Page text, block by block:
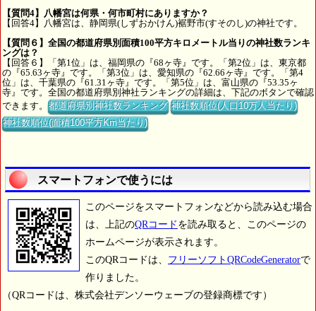
【質問4】八幡宮は何県・何市町村にありますか？
【回答4】八幡宮は、静岡県(しずおかけん)裾野市(すそのし)の神社です。
【質問６】全国の都道府県別面積100平方キロメートル当りの神社数ランキ
ングは？
【回答６】「第1位」は、福岡県の『68ヶ寺』です。「第2位」は、東京都
の『65.63ヶ寺』です。「第3位」は、愛知県の『62.66ヶ寺』です。「第4
位」は、千葉県の『61.31ヶ寺』です。「第5位」は、富山県の『53.35ヶ
寺』です。全国の都道府県別神社ランキングの詳細は、下記のボタンで確認
できます。都道府県別神社数ランキング 神社数順位(人口10万人当たり)
神社数順位(面積100平方Km当たり)
スマートフォンで使うには
このページをスマートフォンなどから読み込む場合
は、上記のQRコード を読み取ると、このページの
ホームページが表示されます。
このQRコードは、 フリーソフトQRCodeGeneratorで
作りました。
（QRコードは、株式会社デンソーウェーブの登録商標です）